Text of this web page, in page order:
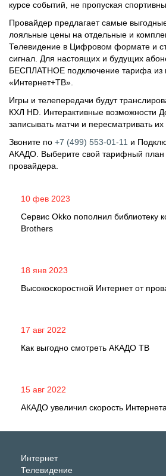
курсе событий, не пропуская
Провайдер предлагает самые
лояльные цены на отдельные и
Телевидение в Цифровом формате и
сигнал. Для настоящих и будущих
БЕСПЛАТНОЕ подключение тарифа из
«Интернет+ТВ».
Игры и телепередачи будут
КХЛ HD. Интерактивные возможности
записывать матчи и пересматривать
Звоните по +7 (499) 553-01-11 и
АКАДО. Выберите свой тарифный план
провайдера.
10 фев 2023
Сервис Okko пополнил библиотеку
Brothers
18 янв 2023
Высокоскоростной Интернет от
17 авг 2022
Как выгодно смотреть АКАДО ТВ
15 авг 2022
АКАДО увеличил скорость Интернета
Интернет
Телевидение